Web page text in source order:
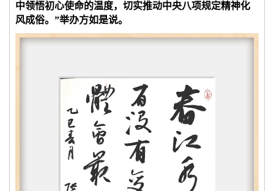
中领悟初心使命的温度，切实推动中央八项规定精神化
风成俗。”举办方如是说。